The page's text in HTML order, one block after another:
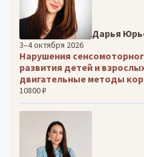
Дарья
3–4 октября 2026
Нарушения
развития детей и
двигательные методы
10800 ₽